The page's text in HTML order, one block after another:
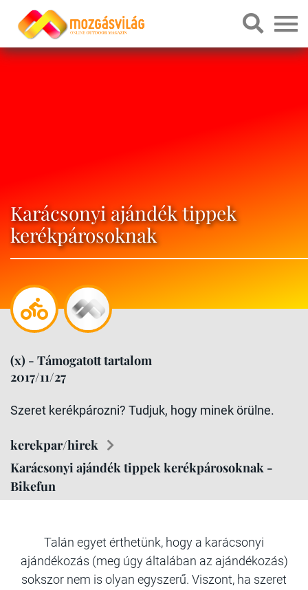
Karácsonyi ajándék tippek
kerékpárosoknak
(x) - Támogatott tartalom
2017/11/27
Szeret kerékpározni? Tudjuk, hogy minek örülne.
kerekpar/hirek
Karácsonyi ajándék tippek kerékpárosoknak -
Bikefun
Talán egyet érthetünk, hogy a karácsonyi
ajándékozás (meg úgy általában az ajándékozás)
sokszor nem is olyan egyszerű. Viszont, ha szeret